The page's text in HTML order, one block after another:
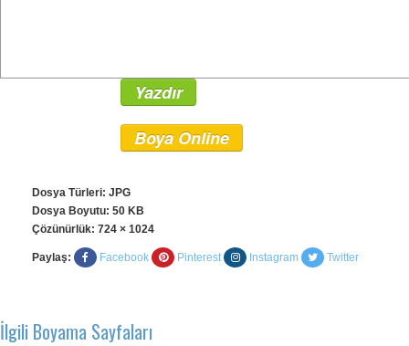
Yazdır
Boya Online
Dosya Türleri: JPG
Dosya Boyutu: 50 KB
Çözünürlük: 724 × 1024
Paylaş: Facebook Pinterest Instagram Twitter
İlgili Boyama Sayfaları